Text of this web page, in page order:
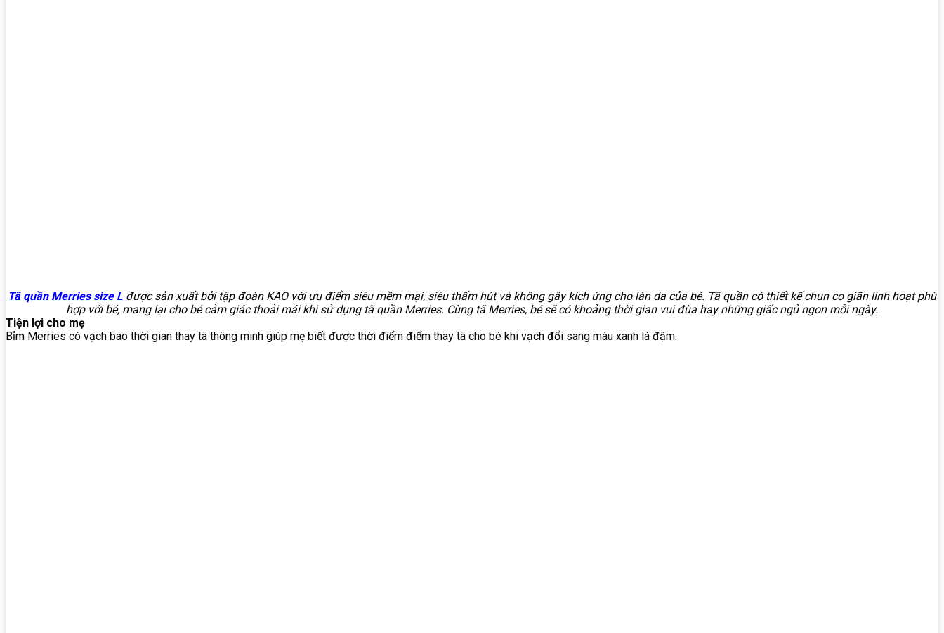
Tã quần Merries size L được sản xuất bởi tập đoàn KAO với ưu điểm siêu mềm mại, siêu thấm hút và không gây kích ứng cho làn da của bé. Tã quần có thiết kế chun co giãn linh hoạt phù
hợp với bé, mang lại cho bé cảm giác thoải mái khi sử dụng tã quần Merries. Cùng tã Merries, bé sẽ có khoảng thời gian vui đùa hay những giấc ngủ ngon mỗi ngày.
Tiện lợi cho mẹ
Bỉm Merries có vạch báo thời gian thay tã thông minh giúp mẹ biết được thời điểm điểm thay tã cho bé khi vạch đổi sang màu xanh lá đậm.